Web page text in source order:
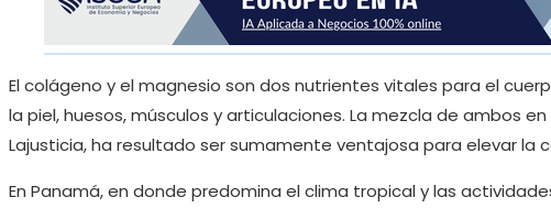
El colágeno y el magnesio son dos nutrientes vitales para el
la piel, huesos, músculos y articulaciones. La mezcla de ambos
Lajusticia, ha resultado ser sumamente ventajosa para elevar la
En Panamá, en donde predomina el clima tropical y las